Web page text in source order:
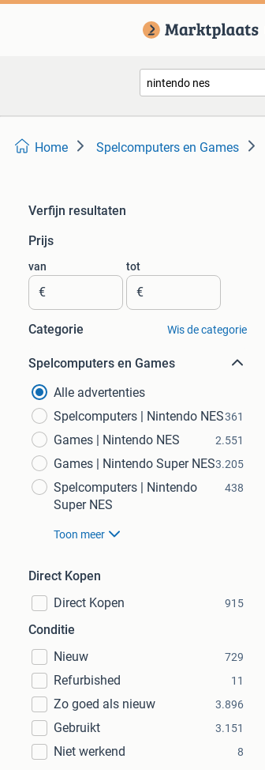
Home Spelcomputers en Games
Verfijn resultaten
Prijs
van
€
tot
€
Categorie Wis de categorie
Spelcomputers en Games
Alle advertenties
Spelcomputers | Nintendo NES361
Games | Nintendo NES 2.551
Games | Nintendo Super NES3.205
Spelcomputers | Nintendo
Super NES
438
Toon meer
Direct Kopen
Direct Kopen
915
Conditie
Nieuw
729
Refurbished 11
Zo goed als nieuw 3.896
Gebruikt 3.151
Niet werkend 8